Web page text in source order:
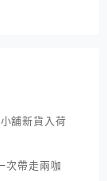
舖新貨入荷
次帶走兩咖